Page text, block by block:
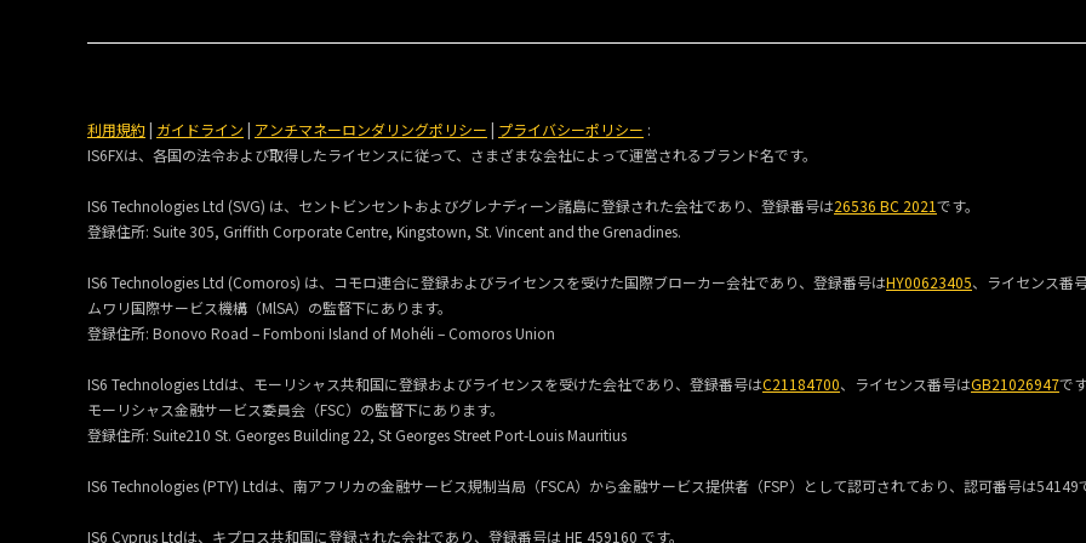
利用規約| ガイドライン | アンチマネーロンダリングポリシー | プライバシーポリシー :
IS6FXは、各国の法令および取得したライセンスに従って、さまざまな会社によって運営されるブランド名です。
IS6 Technologies Ltd (SVG) は、セントビンセントおよびグレナディーン諸島に登録された会社であり、登録番号は26536 BC 2021です。
登録住所: Suite 305, Griffith Corporate Centre, Kingstown, St. Vincent and the Grenadines.
IS6 Technologies Ltd (Comoros) は、コモロ連合に登録およびライセンスを受けた国際ブローカー会社であり、登録番号はHY00623405、ライセンス番
ムワリ国際サービス機構（MlSA）の監督下にあります。
登録住所: Bonovo Road – Fomboni Island of Mohéli – Comoros Union
IS6 Technologies Ltdは、モーリシャス共和国に登録およびライセンスを受けた会社であり、登録番号はC21184700、ライセンス番号はGB21026947です
モーリシャス金融サービス委員会（FSC）の監督下にあります。
登録住所: Suite210 St. Georges Building 22, St Georges Street Port-Louis Mauritius
IS6 Technologies (PTY) Ltdは、南アフリカの金融サービス規制当局（FSCA）から金融サービス提供者（FSP）として認可されており、認可番号は54149
IS6 Cyprus Ltdは、キプロス共和国に登録された会社であり、登録番号は HE 459160 です。